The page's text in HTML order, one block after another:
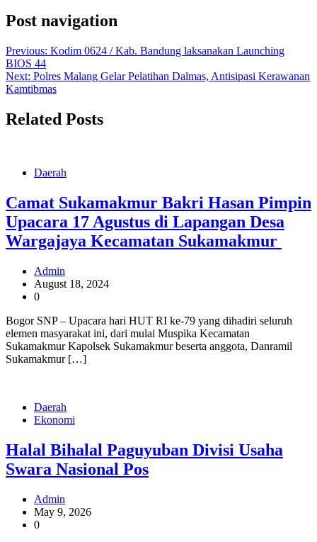
Post navigation
Previous: Kodim 0624 / Kab. Bandung laksanakan Launching
BIOS 44
Next: Polres Malang Gelar Pelatihan Dalmas, Antisipasi Kerawanan
Kamtibmas
Related Posts
Daerah
Camat Sukamakmur Bakri Hasan Pimpin
Upacara 17 Agustus di Lapangan Desa
Wargajaya Kecamatan Sukamakmur
Admin
August 18, 2024
0
Bogor SNP – Upacara hari HUT RI ke-79 yang dihadiri seluruh
elemen masyarakat ini, dari mulai Muspika Kecamatan
Sukamakmur Kapolsek Sukamakmur beserta anggota, Danramil
Sukamakmur […]
Daerah
Ekonomi
Halal Bihalal Paguyuban Divisi Usaha
Swara Nasional Pos
Admin
May 9, 2026
0